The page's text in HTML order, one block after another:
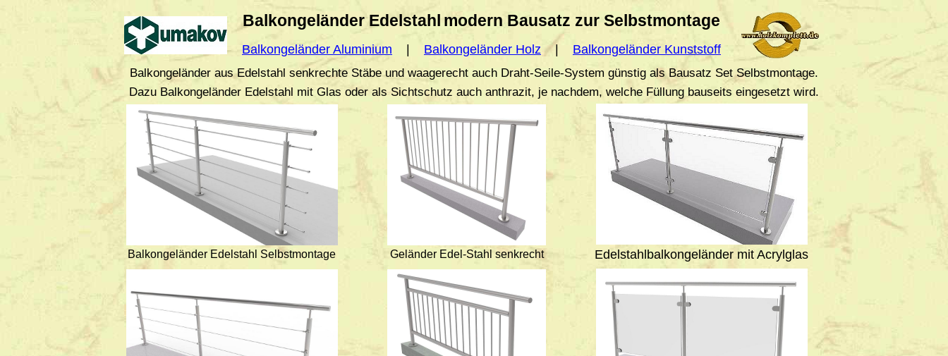
Balkongeländer Edelstahl modern Bausatz zur Selbstmontage
Balkongeländer Aluminium Balkongeländer Holz | Balkongeländer Kunststoff
Balkongeländer aus Edelstahl senkrechte Stäbe und waagerecht auch Draht-Seile-System günstig als Bausatz Set Selbstmontage.
Dazu Balkongeländer Edelstahl mit Glas oder als Sichtschutz auch anthrazit, je nachdem, welche Füllung bauseits eingesetzt wird.
Balkongeländer Edelstahl Selbstmontage Geländer Edel-Stahl senkrecht Edelstahlbalkongeländer mit Acrylglas